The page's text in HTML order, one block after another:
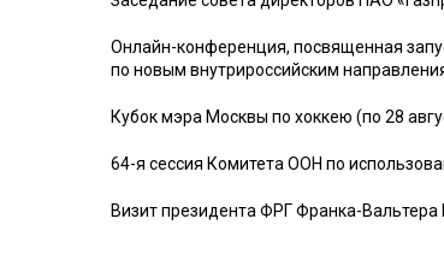
Онлайн-конференция, посвященная
по новым внутрироссийским
Кубок мэра Москвы по хоккею (по 28
64-я сессия Комитета ООН по
Визит президента ФРГ Франка-